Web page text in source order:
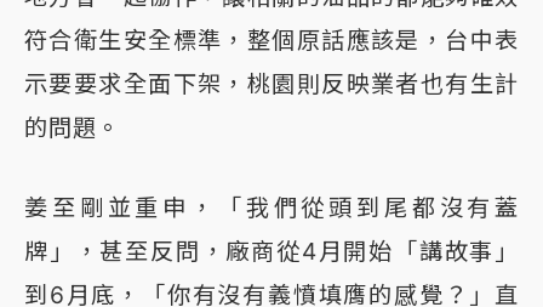
符合衛生安全標準，整個原話應該是，台中表
示要要求全面下架，桃園則反映業者也有生計
的問題。
姜至剛並重申，「我們從頭到尾都沒有蓋
牌」，甚至反問，廠商從4月開始「講故事」
到6月底，「你有沒有義憤填膺的感覺？」直